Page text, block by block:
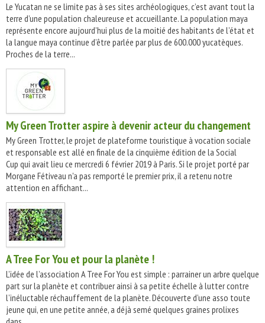
Le Yucatan ne se limite pas à ses sites archéologiques, c’est avant tout la
terre d’une population chaleureuse et accueillante. La population maya
représente encore aujourd’hui plus de la moitié des habitants de l’état et
la langue maya continue d’être parlée par plus de 600.000 yucatèques.
Proches de la terre...
My Green Trotter aspire à devenir acteur du changement
My Green Trotter, le projet de plateforme touristique à vocation sociale
et responsable est allé en finale de la cinquième édition de la Social
Cup qui avait lieu ce mercredi 6 février 2019 à Paris. Si le projet porté par
Morgane Fétiveau n'a pas remporté le premier prix, il a retenu notre
attention en affichant...
A Tree For You et pour la planète !
L’idée de l’association A Tree For You est simple : parrainer un arbre quelque
part sur la planète et contribuer ainsi à sa petite échelle à lutter contre
l’inéluctable réchauffement de la planète. Découverte d’une asso toute
jeune qui, en une petite année, a déjà semé quelques graines prolixes